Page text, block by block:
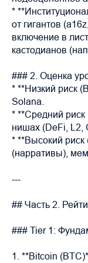
*
от гигантов
включение в
кастодианов
### 2. Оценка
* **Низкий риск
Solana.
* **Средний риск
нишах (DeFi, L2,
* **Высокий
(нарративы),
---
## Часть 2.
### Tier 1:
1. **Bitcoin